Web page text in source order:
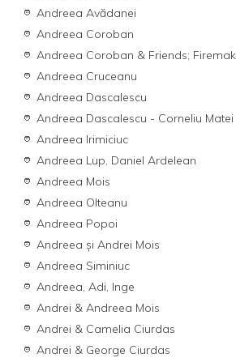
Andreea Avădanei
Andreea Coroban
Andreea Coroban & Friends;
Andreea Cruceanu
Andreea Dascalescu
Andreea Dascalescu - Corneliu Matei
Andreea Irimiciuc
Andreea Lup, Daniel Ardelean
Andreea Mois
Andreea Olteanu
Andreea Popoi
Andreea şi Andrei Mois
Andreea Siminiuc
Andreea, Adi, Inge
Andrei & Andreea Mois
Andrei & Camelia Ciurdas
Andrei & George Ciurdas